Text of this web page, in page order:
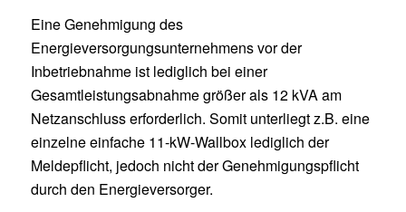
Eine Genehmigung des
Energieversorgungsunternehmens vor der
Inbetriebnahme ist lediglich bei einer
Gesamtleistungsabnahme größer als 12 kVA am
Netzanschluss erforderlich. Somit unterliegt z.B. eine
einzelne einfache 11-kW-Wallbox lediglich der
Meldepflicht, jedoch nicht der Genehmigungspflicht
durch den Energieversorger.